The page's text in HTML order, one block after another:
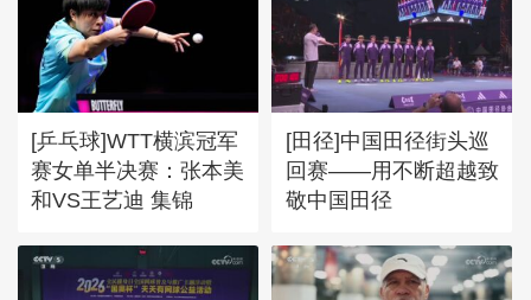
[乒乓球]WTT横滨冠军
赛女单半决赛：张本美
和VS王艺迪 集锦
[田径]中国田径街头巡
回赛——用不断超越致
敬中国田径